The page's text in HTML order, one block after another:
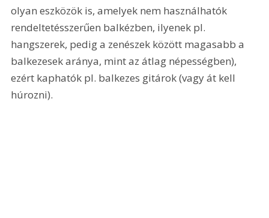
olyan eszközök is, amelyek nem használhatók
rendeltetésszerűen balkézben, ilyenek pl.
hangszerek, pedig a zenészek között magasabb a
balkezesek aránya, mint az átlag népességben),
ezért kaphatók pl. balkezes gitárok (vagy át kell
húrozni).